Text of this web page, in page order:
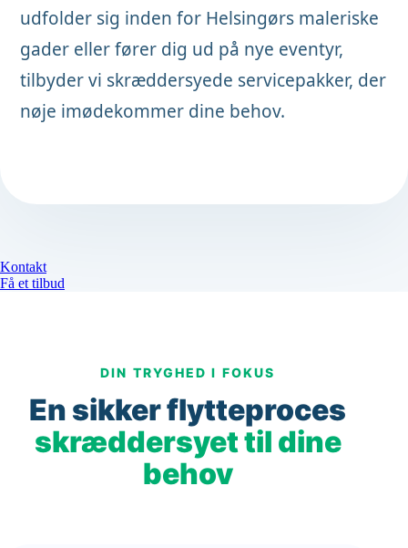
udfolder sig inden for Helsingørs maleriske
gader eller fører dig ud på nye eventyr,
tilbyder vi skræddersyede servicepakker, der
nøje imødekommer dine behov.
Kontakt
Få et tilbud
DIN TRYGHED I FOKUS
En sikker flytteproces
skræddersyet til dine
behov